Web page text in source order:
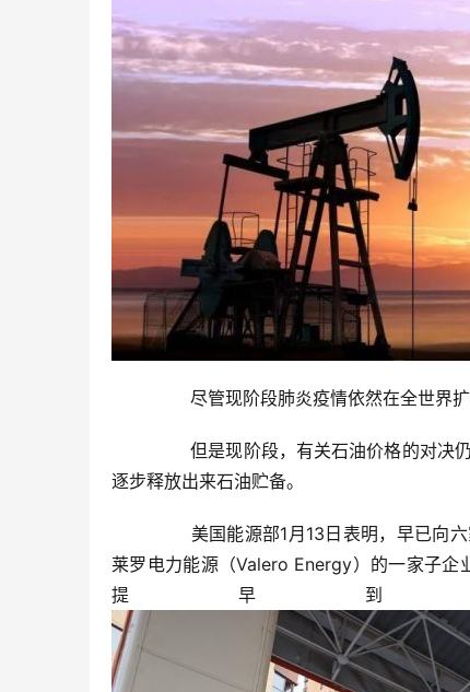
尽管现阶段肺炎疫情依然在全世界
逐步释放出来石油贮备。
莱罗电力能源（Valero Energy）的一家子企
提早